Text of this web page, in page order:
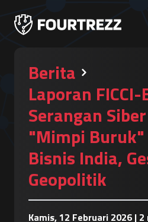
Berita
Laporan
Serangan
"Mimpi
Bisnis India,
Geopolitik
Kamis, 12 Februari 2026 | 2